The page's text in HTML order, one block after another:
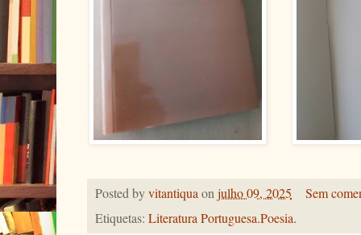
Posted byvitantiquaonjulho 09, 2025
Sem
Etiquetas: Literatura Portuguesa.Poesia.